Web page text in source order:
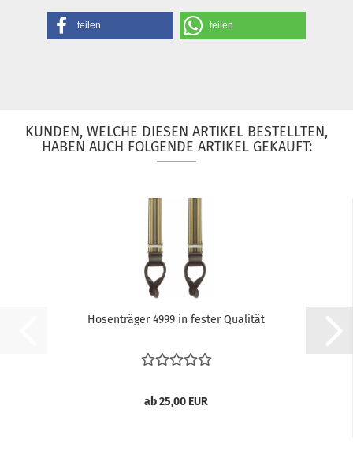
teilen teilen
KUNDEN, WELCHE DIESEN ARTIKEL BESTELLTEN,
HABEN AUCH FOLGENDE ARTIKEL GEKAUFT:
Hosenträger 4999 in fester Qualität
ab 25,00 EUR